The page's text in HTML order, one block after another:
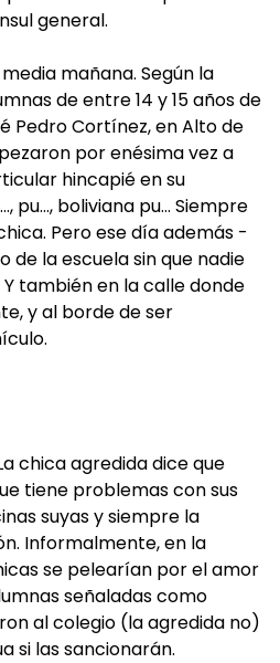
general.
mañana. Según la
de entre 14 y 15 años de
Pedro Cortínez, en Alto de
por enésima vez a
hincapié en su
pu…, boliviana pu… Siempre
Pero ese día además -
la escuela sin que nadie
también en la calle donde
y al borde de ser
chica agredida dice que
tiene problemas con sus
suyas y siempre la
Informalmente, en la
se pelearían por el amor
señaladas como
al colegio (la agredida no)
si las sancionarán.